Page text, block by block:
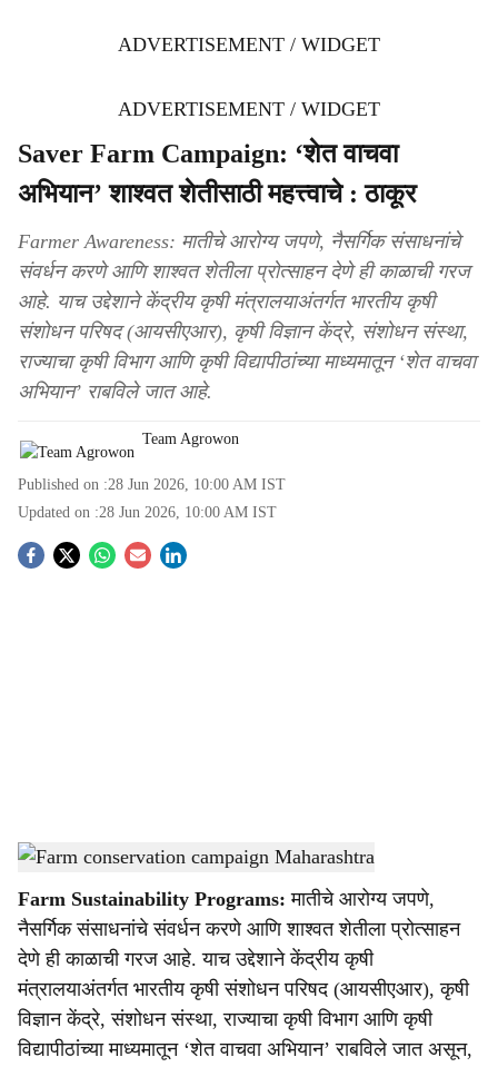
ADVERTISEMENT / WIDGET
ADVERTISEMENT / WIDGET
Saver Farm Campaign: ‘शेत वाचवा
अभियान’ शाश्वत शेतीसाठी महत्त्वाचे : ठाकूर
Farmer Awareness: मातीचे आरोग्य जपणे, नैसर्गिक संसाधनांचे
संवर्धन करणे आणि शाश्वत शेतीला प्रोत्साहन देणे ही काळाची गरज
आहे. याच उद्देशाने केंद्रीय कृषी मंत्रालयाअंतर्गत भारतीय कृषी
संशोधन परिषद (आयसीएआर), कृषी विज्ञान केंद्रे, संशोधन संस्था,
राज्याचा कृषी विभाग आणि कृषी विद्यापीठांच्या माध्यमातून ‘शेत वाचवा
अभियान’ राबविले जात आहे.
Team Agrowon
Published on :28 Jun 2026, 10:00 AM IST
Updated on :28 Jun 2026, 10:00 AM IST
S
a
r
e
Save Farms Campaign for sustainable agriculture - Agrowon
Farm Sustainability Programs: मातीचे आरोग्य जपणे,
नैसर्गिक संसाधनांचे संवर्धन करणे आणि शाश्वत शेतीला प्रोत्साहन
देणे ही काळाची गरज आहे. याच उद्देशाने केंद्रीय कृषी
मंत्रालयाअंतर्गत भारतीय कृषी संशोधन परिषद (आयसीएआर), कृषी
विज्ञान केंद्रे, संशोधन संस्था, राज्याचा कृषी विभाग आणि कृषी
विद्यापीठांच्या माध्यमातून ‘शेत वाचवा अभियान’ राबविले जात असून,